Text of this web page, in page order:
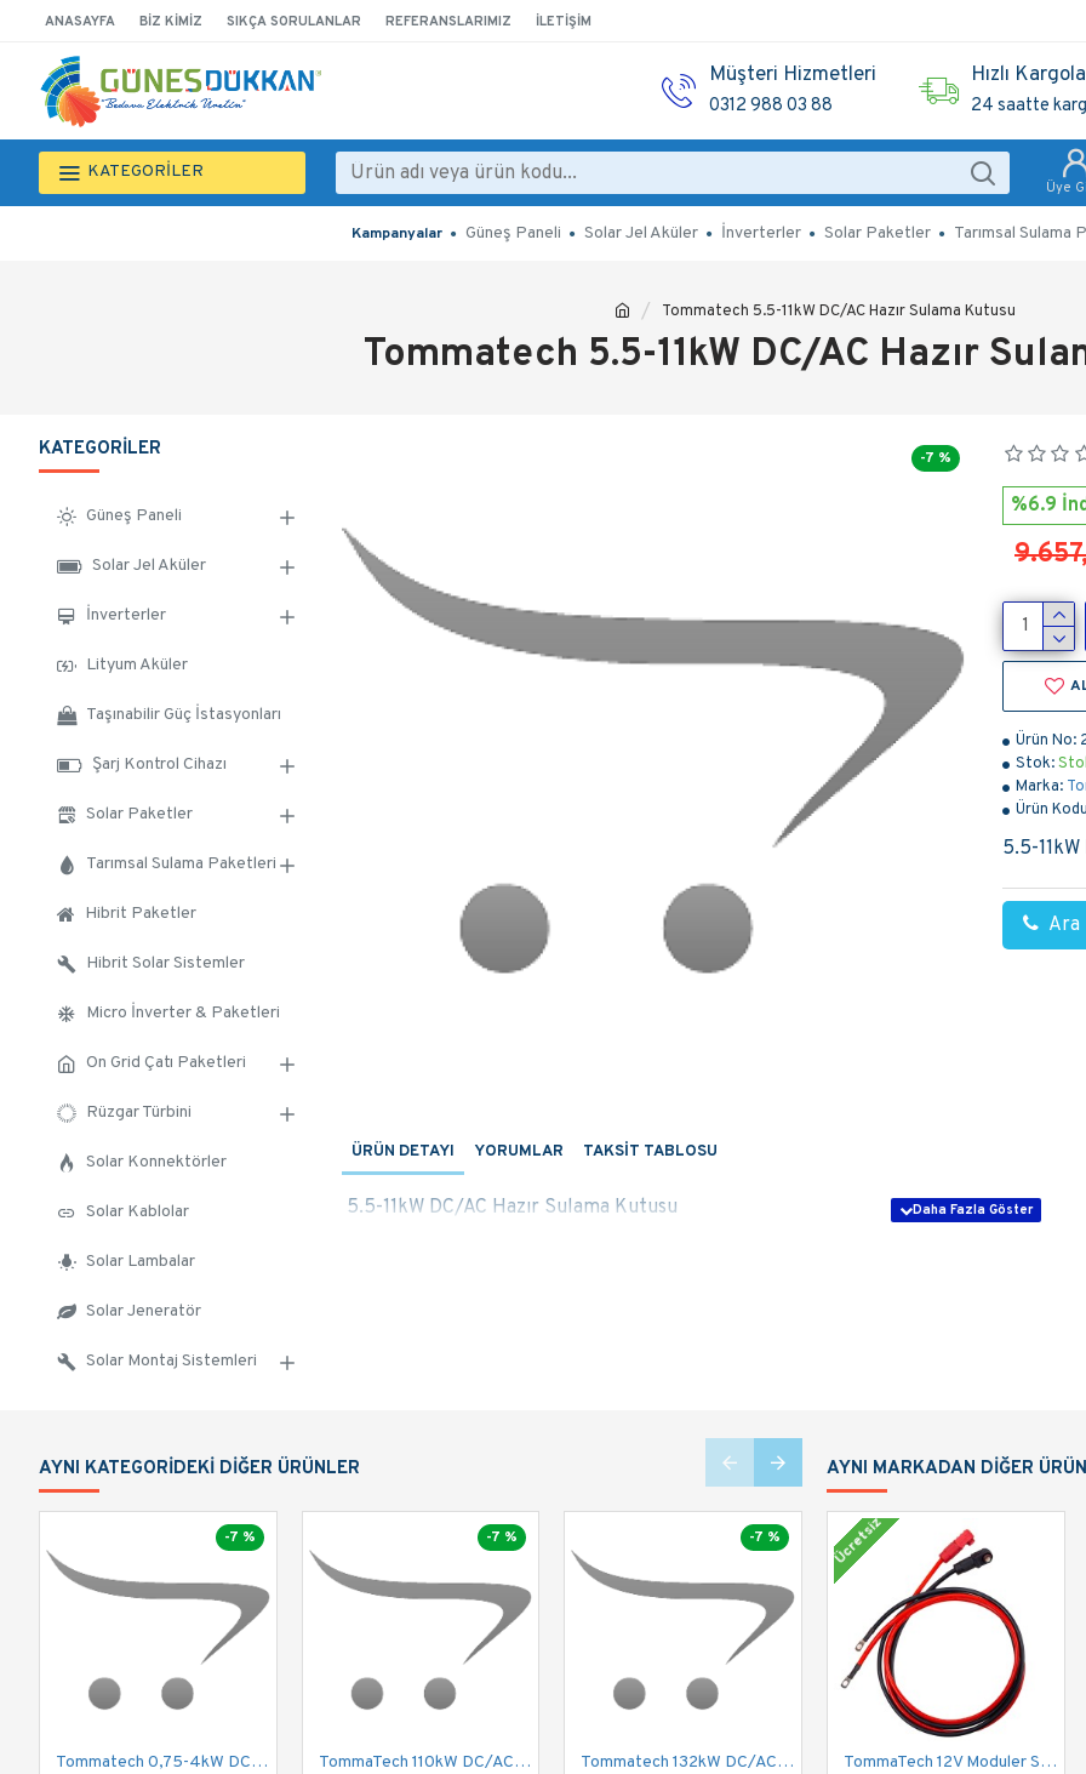
ANASAYFA BIZ KIMIZ SIKÇA SORULANLAR REFERANSLARIMIZ İLETIŞIM
Müşteri Hizmetleri
0312 988 03 88
Hızlı
24 saatte
KATEGORİLER
Üye
Kampanyalar Güneş Paneli Solar Jel Aküler İnverterler Solar Paketler Tarımsal Sulama
Tommatech 5.5-11kW DC/AC Hazır Sulama Kutusu
Tommatech 5.5-11kW DC/AC Hazır
KATEGORILER
Güneş Paneli
Solar Jel Aküler
İnverterler
Lityum Aküler
Taşınabilir Güç İstasyonları
Şarj Kontrol Cihazı
Solar Paketler
Tarımsal Sulama Paketleri
Hibrit Paketler
Hibrit Solar Sistemler
Micro İnverter & Paketleri
On Grid Çatı Paketleri
Rüzgar Türbini
Solar Konnektörler
Solar Kablolar
Solar Lambalar
Solar Jeneratör
Solar Montaj Sistemleri
-7 %
Ürün No:
Stok:
Marka:
Ürün
5.5-
Ara
%6.9
ÜRÜN DETAYI YORUMLAR TAKSIT TABLOSU
5.5-11kW DC/AC Hazır Sulama Kutusu
AYNI KATEGORIDEKI DIĞER ÜRÜNLER
-7 %
Tommatech 0,75-4kW DC/AC Hazır Sulama Kutusu
-7 %
TommaTech 110kW DC/AC Hazır Sulama Kutusu
-7 %
Tommatech 132kW DC/AC Hazır Sulama Kutusu Tommatech 15kW DC/AC Hazır Sulama Kutusu
AYNI MARKADAN DIĞER
Ücretsiz
TommaTech 12V Moduler Series 1.5m Güç Kablosu Seti